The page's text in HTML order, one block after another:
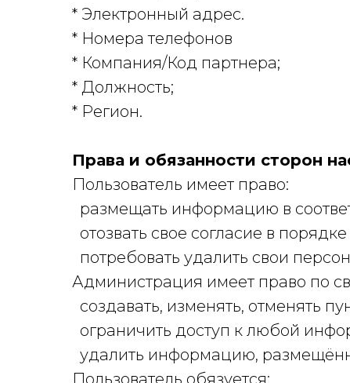
* Электронный адрес.
* Номера телефонов
* Компания/Код партнера;
* Должность;
* Регион.
Права и обязанности сторон
Пользователь имеет право:
размещать информацию в
отозвать свое согласие в
потребовать удалить свои
Администрация имеет право по
создавать, изменять, отменять
ограничить доступ к любой
удалить информацию,
Пользователь обязуется: